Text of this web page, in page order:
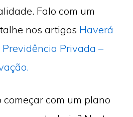
Falo com um
nos artigos Haverá
Previdência Privada –
começar com um plano